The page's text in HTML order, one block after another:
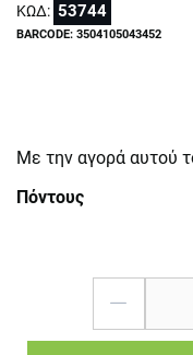
ΚΩΔ: 53744
BARCODE: 3504105043452
Με την αγορά αυτού
Πόντους